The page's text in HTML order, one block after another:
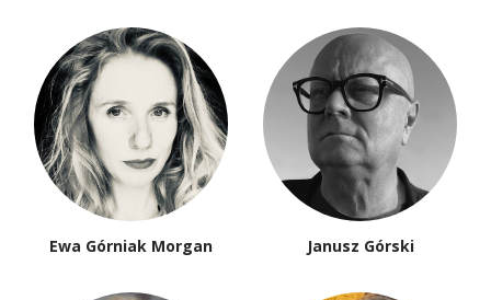
Ewa Górniak Morgan Janusz Górski